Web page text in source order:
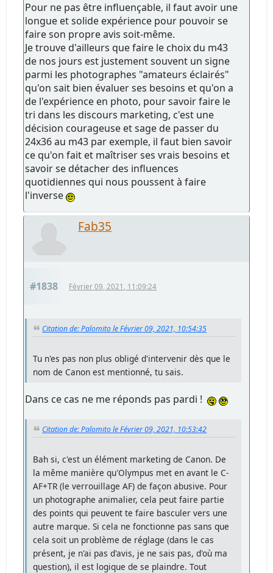
Pour ne pas être influençable, il faut avoir une
longue et solide expérience pour pouvoir se
faire son propre avis soit-même.
Je trouve d'ailleurs que faire le choix du m43
de nos jours est justement souvent un signe
parmi les photographes "amateurs éclairés"
qu'on sait bien évaluer ses besoins et qu'on a
de l'expérience en photo, pour savoir faire le
tri dans les discours marketing, c'est une
décision courageuse et sage de passer du
24x36 au m43 par exemple, il faut bien savoir
ce qu'on fait et maîtriser ses vrais besoins et
savoir se détacher des influences
quotidiennes qui nous poussent à faire
l'inverse
Fab35
#1838 Février 09, 2021, 11:09:24
Citation de: Palomito le Février 09, 2021, 10:54:35
Tu n'es pas non plus obligé d'intervenir dès que le
nom de Canon est mentionné, tu sais.
Dans ce cas ne me réponds pas pardi !
Citation de: Palomito le Février 09, 2021, 10:53:42
Bah si, c'est un élément marketing de Canon. De
la même manière qu'Olympus met en avant le C-
AF+TR (le verrouillage AF) de façon abusive. Pour
un photographe animalier, cela peut faire partie
des points qui peuvent te faire basculer vers une
autre marque. Si cela ne fonctionne pas sans que
cela soit un problème de réglage (dans le cas
présent, je n'ai pas d'avis, je ne sais pas, d'où ma
question), il est logique de se plaindre. Tout